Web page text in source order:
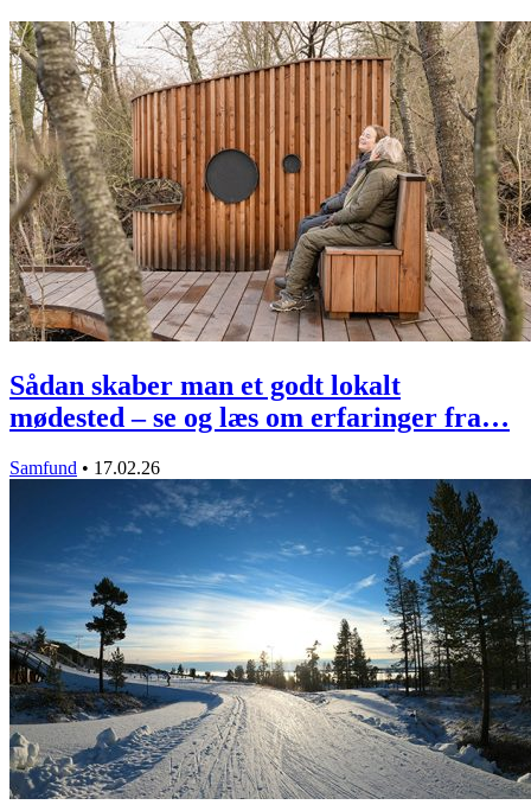
Sådan skaber man et godt lokalt
mødested – se og læs om erfaringer fra…
Samfund • 17.02.26